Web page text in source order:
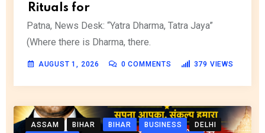
Rituals for
Patna, News Desk: “Yatra Dharma, Tatra Jaya”
(Where there is Dharma, there.
AUGUST 1, 2026 0 COMMENTS 379 VIEWS
ASSAM BIHAR BIHAR BUSINESS
DELHI